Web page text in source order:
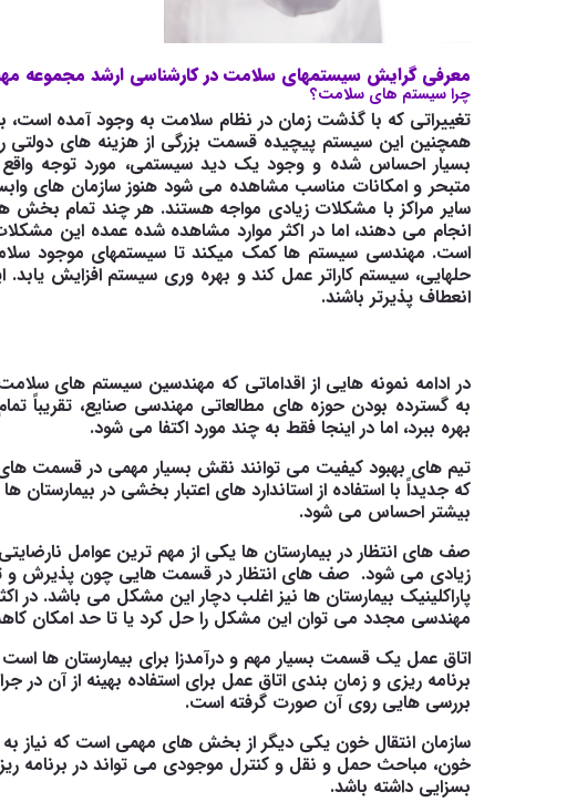
معرفی گرایش سیستمهای سلامت در کارشناسی ارشد مجموعه
چراسیستم های سلامت؟
تغییراتی که با گذشت زمان در نظام سلامت به وجود آمده است،
همچنین این سیستم پیچیده قسمت بزرگی از هزینه های دولتی
بسیار احساس شده و وجود یک دید سیستمی، مورد توجه واقع
متبحر و امکانات مناسب مشاهده می شود هنوز سازمان های
سایر مراکز با مشکلات زیادی مواجه هستند. هر چند تمام
انجام می دهند، اما در اکثر موارد مشاهده شده عمده این
است. مهندسی سیستم ها کمک میکند تا سیستمهای موجود
حلهایی، سیستم کاراتر عمل کند و بهره وری سیستم افزایش یابد.
انعطاف پذیرتر باشند.
در ادامه نمونه هایی از اقداماتی که مهندسین سیستم های
به گسترده بودن حوزه های مطالعاتی مهندسی صنایع، تقریباً
بهره ببرد، اما در اینجا فقط به چند مورد اکتفا می شود.
تیم های بهبود کیفیت می توانند نقش بسیار مهمی در قسمت های
که جدیداً با استفاده از استاندارد های اعتبار بخشی در بیمارستان
بیشتر احساس می شود.
صف های انتظار در بیمارستان ها یکی از مهم ترین عوامل
زیادی می شود. صف های انتظار در قسمت هایی چون پذیرش و
پاراکلینیک بیمارستان ها نیز اغلب دچار این مشکل می باشد. در
مهندسی مجدد می توان این مشکل را حل کرد یا تا حد امکان
اتاق عمل یک قسمت بسیار مهم و درآمدزا برای بیمارستان ها
برنامه ریزی و زمان بندی اتاق عمل برای استفاده بهینه از آن
بررسی هایی روی آن صورت گرفته است.
سازمان انتقال خون یکی دیگر از بخش های مهمی است که نیاز
خون، مباحث حمل و نقل و کنترل موجودی می تواند در برنامه
بسزایی داشته باشد.